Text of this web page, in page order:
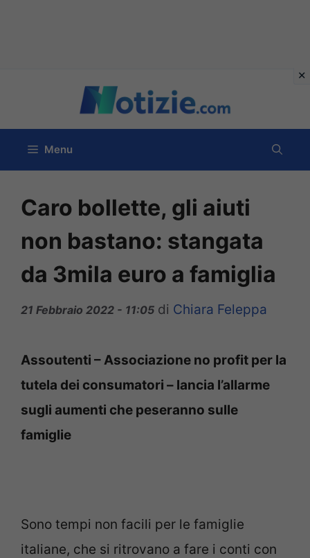
contenuto
Menu
Caro bollette, gli aiuti
non bastano: stangata
da 3mila euro a famiglia
21 Febbraio 2022 - 11:05 di Chiara Feleppa
Assoutenti – Associazione no profit per la
tutela dei consumatori – lancia l’allarme
sugli aumenti che peseranno sulle
famiglie
Sono tempi non facili per le famiglie
italiane, che si ritrovano a fare i conti con